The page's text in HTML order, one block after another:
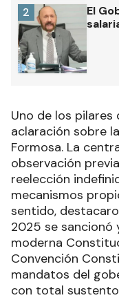
El
2
Uno de los pilares
aclaración sobre
Formosa. La
observación
reelección
mecanismos
sentido,
2025 se sancionó
moderna
Convención
mandatos del
con total